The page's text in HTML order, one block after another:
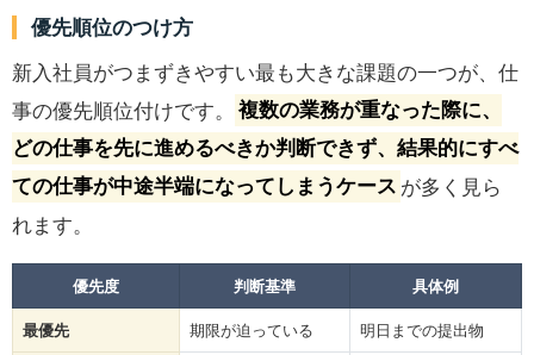
優先順位のつけ方
新入社員がつまずきやすい最も大きな課題の一つが、仕
事の優先順位付けです。
複数の業務が重なった際に、
どの仕事を先に進めるべきか判断できず、結果的にすべ
ての仕事が中途半端になってしまうケース が多く見ら
れます。
優先度 判断基準 具体例
最優先 期限が迫っている 明日までの提出物